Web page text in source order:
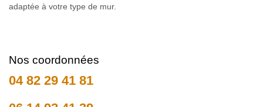
adaptée à votre type de mur.
Nos coordonnées
04 82 29 41 81